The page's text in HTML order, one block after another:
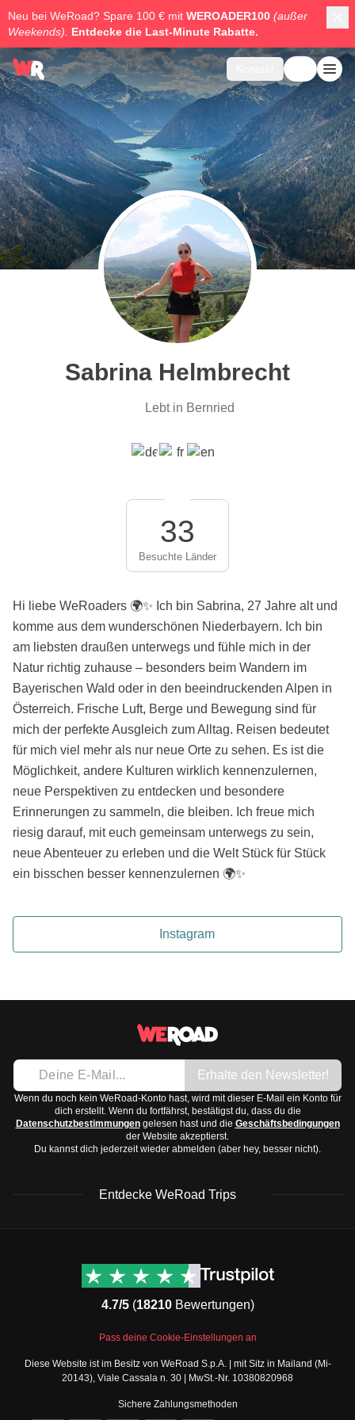
Neu bei WeRoad? Spare 100 € mit WEROADER100 (außer
Weekends).
Entdecke die Last-Minute Rabatte.
Sabrina Helmbrecht
Lebt in Bernried
33
Besuchte Länder
Hi liebe WeRoaders 🌍✨ Ich bin Sabrina, 27 Jahre alt und
komme aus dem wunderschönen Niederbayern. Ich bin
am liebsten draußen unterwegs und fühle mich in der
Natur richtig zuhause – besonders beim Wandern im
Bayerischen Wald oder in den beeindruckenden Alpen in
Österreich. Frische Luft, Berge und Bewegung sind für
mich der perfekte Ausgleich zum Alltag. Reisen bedeutet
für mich viel mehr als nur neue Orte zu sehen. Es ist die
Möglichkeit, andere Kulturen wirklich kennenzulernen,
neue Perspektiven zu entdecken und besondere
Erinnerungen zu sammeln, die bleiben. Ich freue mich
riesig darauf, mit euch gemeinsam unterwegs zu sein,
neue Abenteuer zu erleben und die Welt Stück für Stück
ein bisschen besser kennenzulernen 🌍✨
Instagram
Erhalte den Newsletter!
Wenn du noch kein WeRoad-Konto hast, wird mit dieser E-Mail ein Konto für
dich erstellt. Wenn du fortfährst, bestätigst du, dass du die
Datenschutzbestimmungengelesen hast und die Geschäftsbedingungen
der Website akzeptierst.
Du kannst dich jederzeit wieder abmelden (aber hey, besser nicht).
Entdecke WeRoad Trips
Trustpilot Bewertungen
WeRoad Social Media
Facebook Gruppe
& Support
Kontaktiere uns
FAQs
Buchungsbedingungen
Verkaufsbedingungen
4.7/5(18210Bewertungen)
Pass deine Cookie-Einstellungen an
Diese Website ist im Besitz von WeRoad S.p.A. | mit Sitz in Mailand (Mi-
20143), Viale Cassala n. 30 | MwSt.-Nr. 10380820968
Sichere Zahlungsmethoden